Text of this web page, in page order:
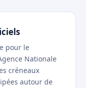
pour le
Nationale
créneaux
autour de